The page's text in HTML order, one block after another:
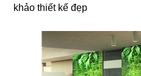
khảo thiết kế đẹp